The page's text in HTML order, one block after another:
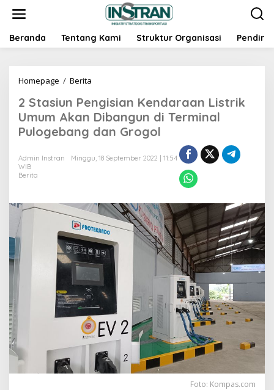
t
Beranda Tentang Kami Struktur Organisasi Pendiri
Homepage / Berita
t
a
s
n
g
i
s
i
a
n
K
e
n
d
a
r
a
a
n
L
i
2 Stasiun Pengisian Kendaraan Listrik
Umum Akan Dibangun di Terminal
Pulogebang dan Grogol
Admin Instran
Minggu, 18 September 2022 | 11:54
WIB
Berita
Foto: Kompas.com